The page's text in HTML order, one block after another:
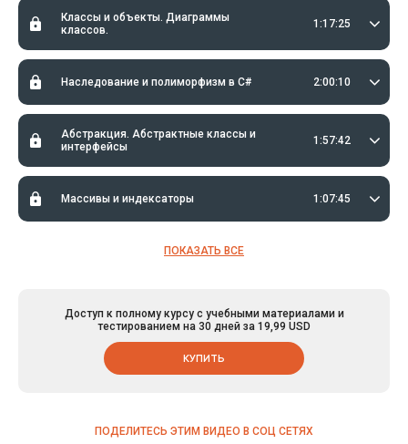
Классы и объекты. Диаграммы
классов.
1:17:25
Наследование и полиморфизм в C# 2:00:10
Абстракция. Абстрактные классы и
интерфейсы
1:57:42
Массивы и индексаторы 1:07:45
ПОКАЗАТЬ ВСЕ
ПОДЕЛИТЕСЬ ЭТИМ ВИДЕО В СОЦ СЕТЯХ
Доступ к полному курсу с учебными материалами и
тестированием на 30 дней за 19,99 USD
КУПИТЬ